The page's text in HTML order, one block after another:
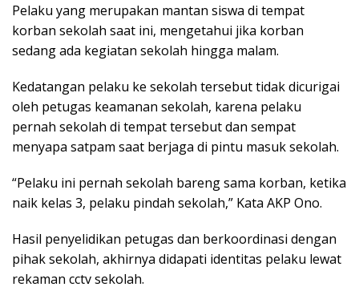
Pelaku yang merupakan mantan siswa di tempat
korban sekolah saat ini, mengetahui jika korban
sedang ada kegiatan sekolah hingga malam.
Kedatangan pelaku ke sekolah tersebut tidak dicurigai
oleh petugas keamanan sekolah, karena pelaku
pernah sekolah di tempat tersebut dan sempat
menyapa satpam saat berjaga di pintu masuk sekolah.
“Pelaku ini pernah sekolah bareng sama korban, ketika
naik kelas 3, pelaku pindah sekolah,” Kata AKP Ono.
Hasil penyelidikan petugas dan berkoordinasi dengan
pihak sekolah, akhirnya didapati identitas pelaku lewat
rekaman cctv sekolah.